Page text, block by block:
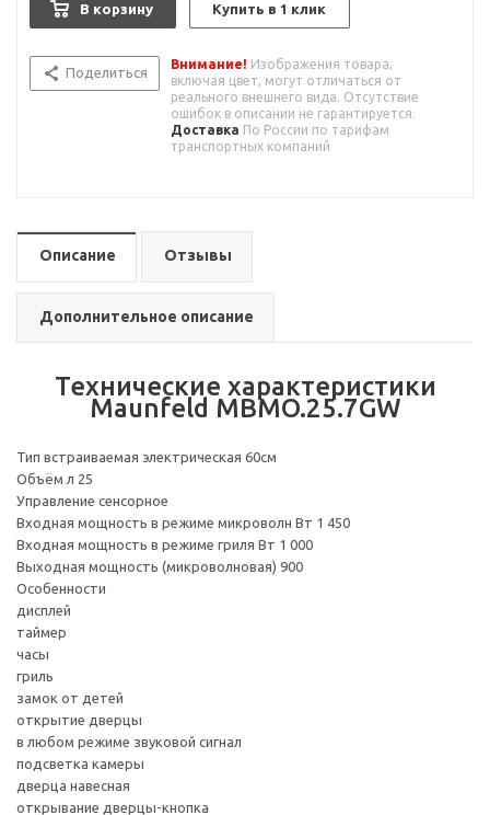
В корзину Купить в 1 клик
Поделиться
Внимание! Изображения товара,
включая цвет, могут отличаться от
реального внешнего вида. Отсутствие
ошибок в описании не гарантируется.
Доставка По России по тарифам
транспортных компаний
Описание Отзывы
Дополнительное описание
Технические характеристики
Maunfeld MBMO.25.7GW
Тип встраиваемая электрическая 60см
Объём л 25
Управление сенсорное
Входная мощность в режиме микроволн Вт 1 450
Входная мощность в режиме гриля Вт 1 000
Выходная мощность (микроволновая) 900
Особенности
дисплей
таймер
часы
гриль
замок от детей
открытие дверцы
в любом режиме звуковой сигнал
подсветка камеры
дверца навесная
открывание дверцы-кнопка